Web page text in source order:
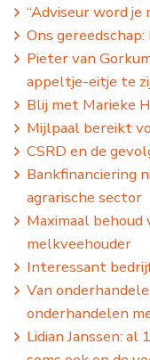
“Adviseur word je
Ons gereedschap:
Pieter van
appeltje-eitje te
Blij met Marieke
Mijlpaal bereikt
CSRD en de
Bankfinanciering
agrarische sector
Maximaal behoud
melkveehouder
Interessant
Van
onderhandelen
Lidian Janssen: al